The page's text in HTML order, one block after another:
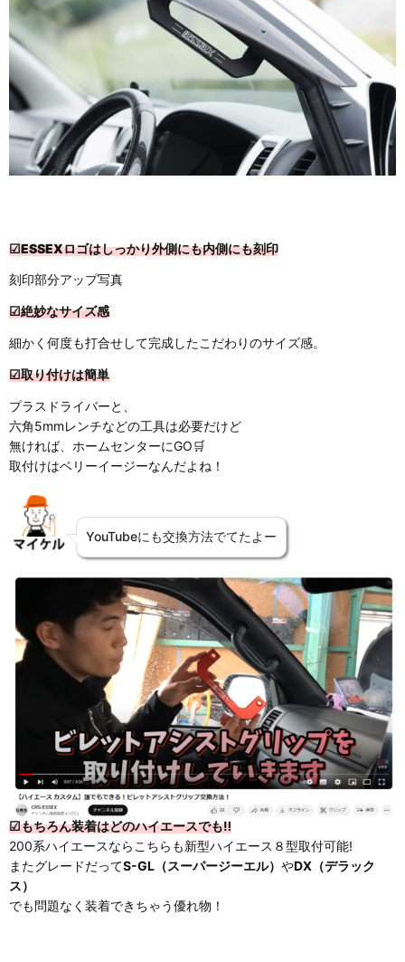
☑ESSEXロゴはしっかり外側にも内側にも刻印
刻印部分アップ写真
☑絶妙なサイズ感
細かく何度も打合せして完成したこだわりのサイズ感。
☑取り付けは簡単
プラスドライバーと、
六角5mmレンチなどの工具は必要だけど
無ければ、ホームセンターにGO🛒
取付けはベリーイージーなんだよね！
YouTubeにも交換方法でてたよー
☑もちろん装着はどのハイエースでも‼
200系ハイエースならこちらも新型ハイエース８型取付可能!
またグレードだってS-GL（スーパージーエル） やDX（デラック
ス）
でも問題なく装着できちゃう優れ物！